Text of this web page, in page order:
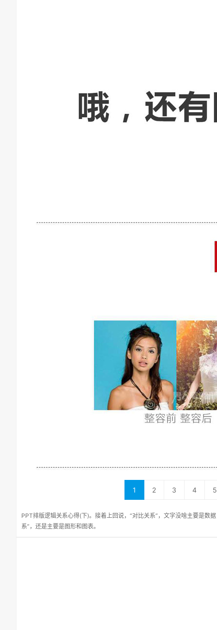
1 2 3 4 5
PPT排版逻辑关系心得(下)。接着上回说，“对比关系”，文字没啥主要是数
系”，还是主要是图形和图表。